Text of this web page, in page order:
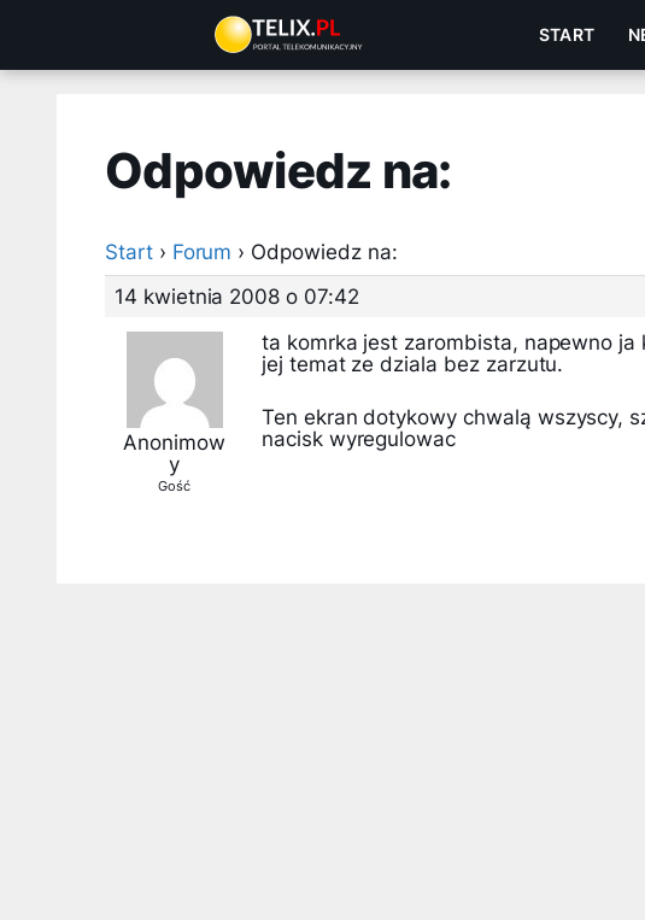
treści
START
Odpowiedz na:
Start › Forum › Odpowiedz na:
14 kwietnia 2008 o 07:42
Anonimow
y
Gość
ta komrka jest zarombista, napewno
jej temat ze dziala bez zarzutu.
Ten ekran dotykowy chwalą wszyscy,
nacisk wyregulowac